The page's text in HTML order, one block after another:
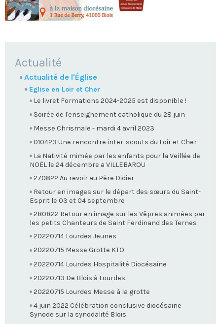
NAVIGATION
Actualité
Actualité de l'Église
Eglise en Loir et Cher
Le livret Formations 2024-2025 est disponible !
Soirée de l'enseignement catholique du 28 juin
Messe Chrismale - mardi 4 avril 2023
010423 Une rencontre inter-scouts du Loir et Cher
La Nativité mimée par les enfants pour la Veillée de
NOËL le 24 décembre a VILLEBAROU
270822 Au revoir au Père Didier
Retour en images sur le départ des sœurs du Saint-
Esprit le 03 et 04 septembre
280822 Retour en image sur les Vêpres animées par
les petits Chanteurs de Saint Ferdinand des Ternes
20220714 Lourdes Jeunes
20220715 Messe Grotte KTO
20220714 Lourdes Hospitalité Diocésaine
20220713 De Blois à Lourdes
20220715 Lourdes Messe à la grotte
4 juin 2022 Célébration conclusive diocésaine
Synode sur la synodalité Blois